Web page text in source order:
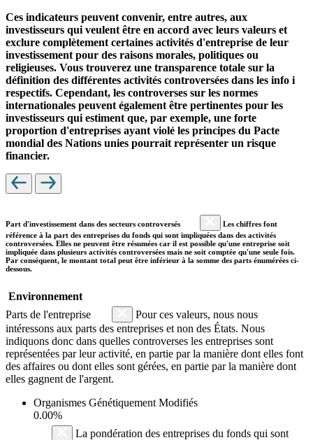
Ces indicateurs peuvent convenir, entre autres, aux
investisseurs qui veulent être en accord avec leurs valeurs et
exclure complètement certaines activités d'entreprise de leur
investissement pour des raisons morales, politiques ou
religieuses. Vous trouverez une transparence totale sur la
définition des différentes activités controversées dans les info i
respectifs. Cependant, les controverses sur les normes
internationales peuvent également être pertinentes pour les
investisseurs qui estiment que, par exemple, une forte
proportion d'entreprises ayant violé les principes du Pacte
mondial des Nations unies pourrait représenter un risque
financier.
Part d'investissement dans des secteurs controversés
Les chiffres font
référence à la part des entreprises du fonds qui sont impliquées dans des activités
controversées. Elles ne peuvent être résumées car il est possible qu'une entreprise soit
impliquée dans plusieurs activités controversées mais ne soit comptée qu'une seule fois.
Par conséquent, le montant total peut être inférieur à la somme des parts énumérées ci-
dessous.
Environnement
Parts de l'entreprise
Pour ces valeurs, nous nous
intéressons aux parts des entreprises et non des États. Nous
indiquons donc dans quelles controverses les entreprises sont
représentées par leur activité, en partie par la manière dont elles font
des affaires ou dont elles sont gérées, en partie par la manière dont
elles gagnent de l'argent.
Organismes Génétiquement Modifiés
0.00%
La pondération des entreprises du fonds qui sont